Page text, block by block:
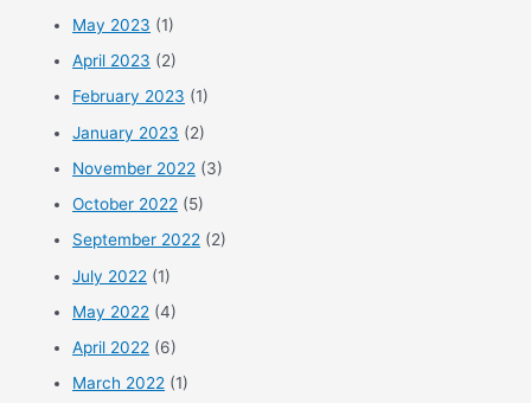
May 2023 (1)
April 2023 (2)
February 2023 (1)
January 2023 (2)
November 2022 (3)
October 2022 (5)
September 2022 (2)
July 2022 (1)
May 2022 (4)
April 2022 (6)
March 2022 (1)